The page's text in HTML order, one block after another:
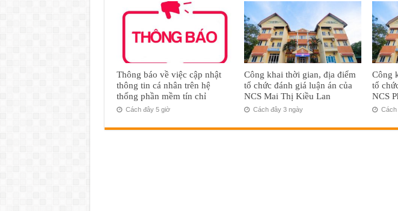
Thông báo về việc cập nhật
thông tin cá nhân trên hệ
thống phần mềm tín chỉ
Cách đây 5 giờ
Công khai thời gian, địa điểm
tổ chức đánh giá luận án của
NCS Mai Thị Kiều Lan
Cách đây 3 ngày
Công
tổ
NCS
Cách